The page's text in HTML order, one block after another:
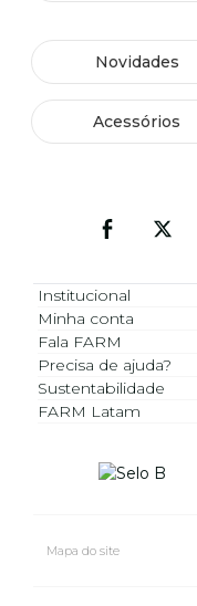
Novidades
Acessórios
Institucional
Minha conta
Fala FARM
Precisa de ajuda?
Sustentabilidade
FARM Latam
Mapa do site